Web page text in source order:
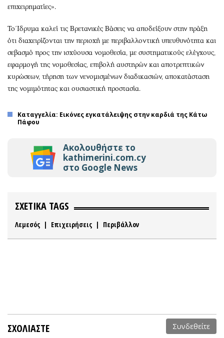
επιχειρηματίες».
Το Ίδρυμα καλεί τις Βρετανικές Βάσεις να αποδείξουν στην πράξη
ότι διαχειρίζονται την περιοχή με περιβαλλοντική υπευθυνότητα και
σεβασμό προς την ισχύουσα νομοθεσία, με συστηματικούς ελέγχους,
εφαρμογή της νομοθεσίας, επιβολή αυστηρών και αποτρεπτικών
κυρώσεων, τήρηση των νενομισμένων διαδικασιών, αποκατάσταση
της νομιμότητας και ουσιαστική προστασία.
Καταγγελία: Εικόνες εγκατάλειψης στην καρδιά της Κάτω
Πάφου
Ακολουθήστε το
kathimerini.com.cy
στο Google News
ΣΧΕΤΙΚΑ TAGS
Λεμεσός | Επιχειρήσεις | Περιβάλλον
ΣΧΟΛΙΑΣΤΕ Συνδεθείτε